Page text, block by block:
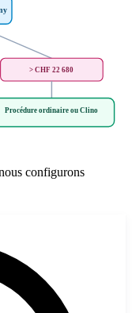
> CHF 22 680
Procédure ordinaire ou Clino
configurons